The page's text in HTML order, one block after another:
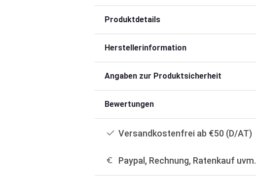
Produktdetails
Herstellerinformation
Angaben zur Produktsicherheit
Bewertungen
Versandkostenfrei ab €50 (D/AT)
Paypal, Rechnung, Ratenkauf uvm.